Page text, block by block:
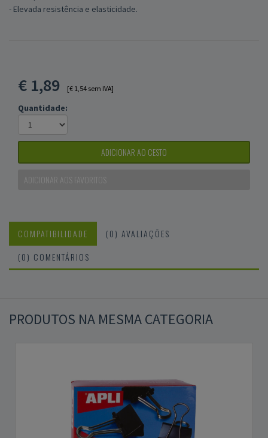
- Elevada resistência e elasticidade.
€ 1,89 [€ 1,54 sem IVA]
Quantidade:
ADICIONAR AO CESTO
ADICIONAR AOS FAVORITOS
COMPATIBILIDADE
(0) AVALIAÇÕES
(0) COMENTÁRIOS
PRODUTOS NA MESMA CATEGORIA